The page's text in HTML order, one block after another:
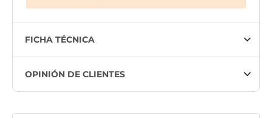
FICHA TÉCNICA
OPINIÓN DE CLIENTES